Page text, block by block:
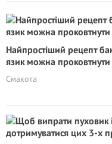
Найпростіший рецепт
язик можна проковтнути
Смакота